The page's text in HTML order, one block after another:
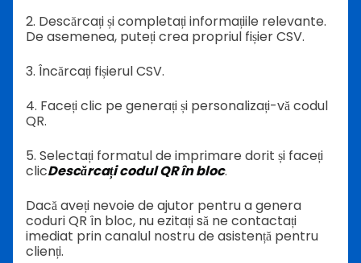
2. Descărcați și completați informațiile relevante.
De asemenea, puteți crea propriul fișier CSV.
3. Încărcați fișierul CSV.
4. Faceți clic pe generați și personalizați-vă codul
QR.
5. Selectați formatul de imprimare dorit și faceți
clicDescărcați codul QR în bloc.
Dacă aveți nevoie de ajutor pentru a genera
coduri QR în bloc, nu ezitați să ne contactați
imediat prin canalul nostru de asistență pentru
clienți.